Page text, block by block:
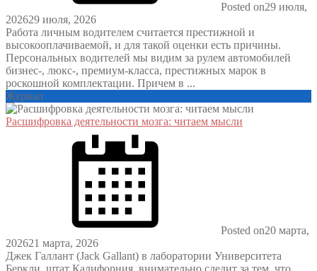
Posted on29 июля,
202629 июля, 2026
Работа личным водителем считается престижной и
высокооплачиваемой, и для такой оценки есть причины.
Персональных водителей мы видим за рулем автомобилей
бизнес-, люкс-, премиум-класса, престижных марок в
роскошной комплектации. Причем в ...
Журнал
Расшифровка деятельности мозга: читаем мысли
Posted on20 марта,
202621 марта, 2026
Джек Галлант (Jack Gallant) в лаборатории Университета